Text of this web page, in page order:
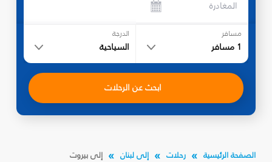
المغادرة
مسافر
1 مسافر
الدرجة
السياحية
ابحث عن الرحلات
الصفحة الرئيسية رحلات إلى لبنان إلى بيروت